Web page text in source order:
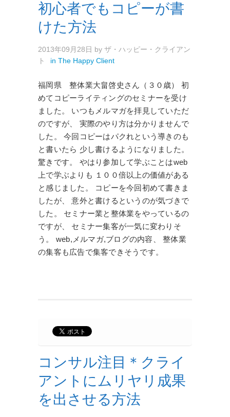
初心者でもコピーが書
けた方法
2013年09月28日 by ザ・ハッピー・クライアン
ト
in The Happy Client
福岡県 整体業大畠啓史さん（３０歳） 初
めてコピーライティングのセミナーを受け
ました。 いつもメルマガを拝見していただ
のですが、 実際のやり方は分かりませんで
した。 今回コピーはパクれという導きのも
と書いたら 少し書けるようになりました。
驚きです。 やはり参加して学ぶことはweb
上で学ぶよりも １００倍以上の価値がある
と感じました。 コピーを今回初めて書きま
したが、 意外と書けるというのが気づきで
した。 セミナー業と整体業をやっているの
ですが、 セミナー集客が一気に変わりそ
う。 web,メルマガ,ブログの内容、 整体業
の集客も広告で集客できそうです。
コンサル注目＊クライ
アントにムリヤリ成果
を出させる方法